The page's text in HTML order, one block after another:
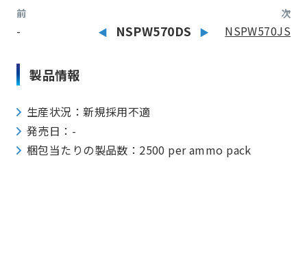
前
- NSPW570DS
次
NSPW570JS
製品情報
生産状況：新規採用不適
発売日：-
梱包当たりの製品数：2500 per ammo pack